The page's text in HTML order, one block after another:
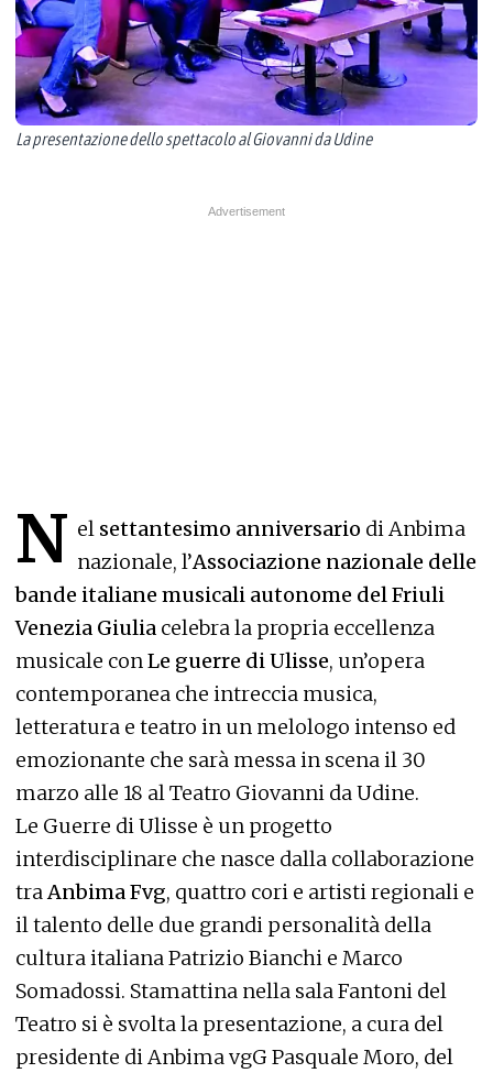
La presentazione dello spettacolo al Giovanni da Udine
N el settantesimo anniversario di Anbima
nazionale, l’Associazione nazionale delle
bande italiane musicali autonome del Friuli
Venezia Giulia celebra la propria eccellenza
musicale con Le guerre di Ulisse, un’opera
contemporanea che intreccia musica,
letteratura e teatro in un melologo intenso ed
emozionante che sarà messa in scena il 30
marzo alle 18 al Teatro Giovanni da Udine.
Le Guerre di Ulisse è un progetto
interdisciplinare che nasce dalla collaborazione
tra Anbima Fvg, quattro cori e artisti regionali e
il talento delle due grandi personalità della
cultura italiana Patrizio Bianchi e Marco
Somadossi. Stamattina nella sala Fantoni del
Teatro si è svolta la presentazione, a cura del
presidente di Anbima vgG Pasquale Moro, del